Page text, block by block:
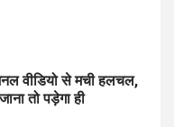
वीडियो से मची हलचल,
तो पड़ेगा ही